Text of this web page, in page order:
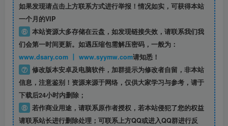
如果发现请点击上方联系方式进行举报！情况如实，可获得本站
一个月的VIP
⑥ 本站资源大多存储在云盘，如发现链接失效，请联系我们我
们会第一时间更新。如遇压缩包需解压密码，一般为：
www.dsary.com 丨 www.syymw.com请知悉！
⑦ 修改版本安卓及电脑软件，加群提示为修改者自留， 非本站
信息，注意鉴别！资源来源于网络，仅供大家学习与参考，请于
下载后24小时内删除；
⑧ 若作商业用途，请联系原作者授权，若本站侵犯了您的权益
请联系站长进行删除处理；可联系上方QQ或进入QQ群进行反